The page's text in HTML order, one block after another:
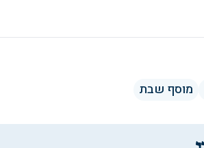
מוסף שבת